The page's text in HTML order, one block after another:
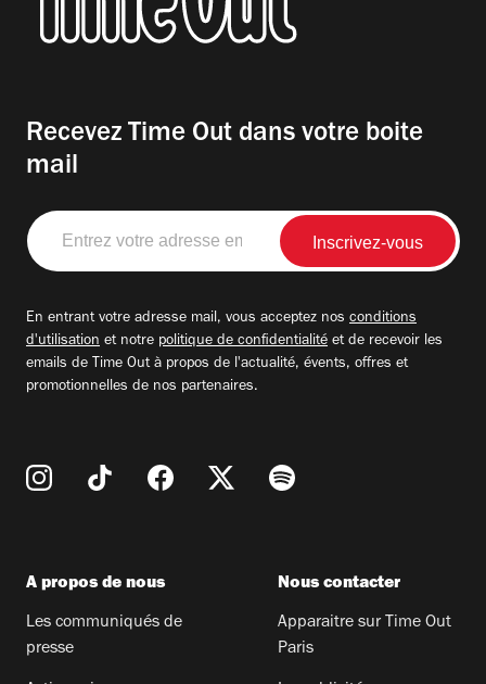
Recevez Time Out dans votre boite
mail
Entrez
votre
adresse
En entrant votre adresse mail, vous acceptez nos conditions
d'utilisation et notre politique de confidentialité et de recevoir les
emails de Time Out à propos de l'actualité, évents, offres et
promotionnelles de nos partenaires.
A propos de nous
Les communiqués de
presse
Nous contacter
Apparaitre sur Time Out
Paris